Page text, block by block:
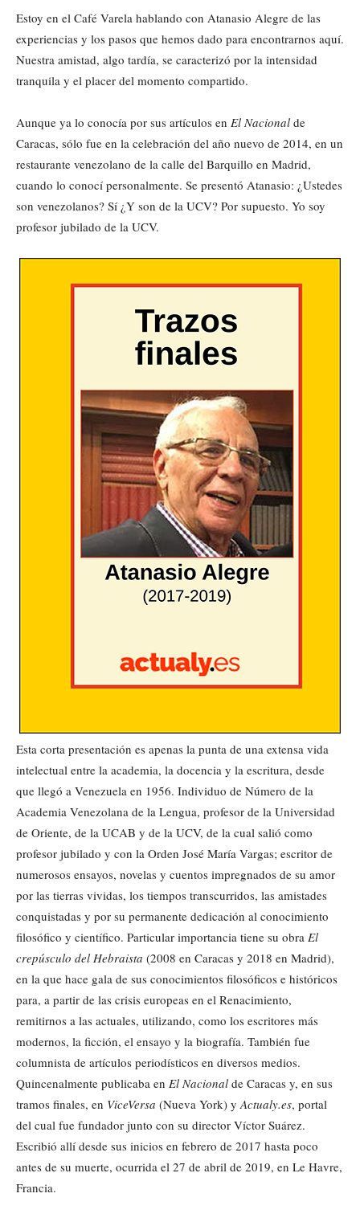
Estoy en el Café Varela hablando con Atanasio Alegre de las
experiencias y los pasos que hemos dado para encontrarnos aquí.
Nuestra amistad, algo tardía, se caracterizó por la intensidad
tranquila y el placer del momento compartido.
Aunque ya lo conocía por sus artículos en El Nacional de
Caracas, sólo fue en la celebración del año nuevo de 2014, en un
restaurante venezolano de la calle del Barquillo en Madrid,
cuando lo conocí personalmente. Se presentó Atanasio: ¿Ustedes
son venezolanos? Sí ¿Y son de la UCV? Por supuesto. Yo soy
profesor jubilado de la UCV.
Esta corta presentación es apenas la punta de una extensa vida
intelectual entre la academia, la docencia y la escritura, desde
que llegó a Venezuela en 1956. Individuo de Número de la
Academia Venezolana de la Lengua, profesor de la Universidad
de Oriente, de la UCAB y de la UCV, de la cual salió como
profesor jubilado y con la Orden José María Vargas; escritor de
numerosos ensayos, novelas y cuentos impregnados de su amor
por las tierras vividas, los tiempos transcurridos, las amistades
conquistadas y por su permanente dedicación al conocimiento
filosófico y científico. Particular importancia tiene su obra El
crepúsculo del Hebraista (2008 en Caracas y 2018 en Madrid),
en la que hace gala de sus conocimientos filosóficos e históricos
para, a partir de las crisis europeas en el Renacimiento,
remitirnos a las actuales, utilizando, como los escritores más
modernos, la ficción, el ensayo y la biografía. También fue
columnista de artículos periodísticos en diversos medios.
Quincenalmente publicaba en El Nacional de Caracas y, en sus
tramos finales, en ViceVersa (Nueva York) y Actualy.es, portal
del cual fue fundador junto con su director Víctor Suárez.
Escribió allí desde sus inicios en febrero de 2017 hasta poco
antes de su muerte, ocurrida el 27 de abril de 2019, en Le Havre,
Francia.